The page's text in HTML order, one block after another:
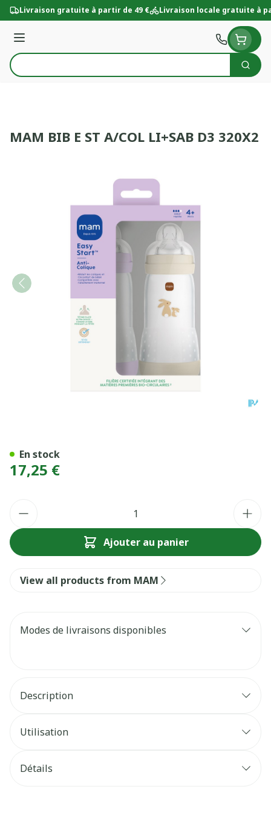
Aller au contenu
Livraison gratuite à partir de 49 € Livraison locale gratuite à
Menu
Rechercher
MAM BIB E ST A/COL LI+SAB D3 320X2
17,25 €
Ajouter au panier
En stock
View all products from MAM
Modes de livraisons disponibles
Description
Utilisation
Détails